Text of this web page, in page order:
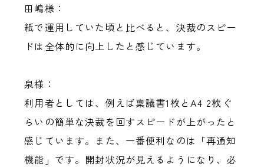
田嶋様：
紙で運用していた頃と比べると、決裁のスピー
ドは全体的に向上したと感じています。
泉様：
利用者としては、例えば稟議書1枚とA4 2枚ぐ
らいの簡単な決裁を回すスピードが上がったと
感じています。また、一番便利なのは「再通知
機能」です。開封状況が見えるようになり、必